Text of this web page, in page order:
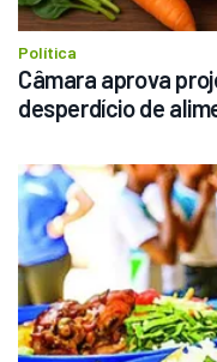
Política
Câmara aprova
desperdício de